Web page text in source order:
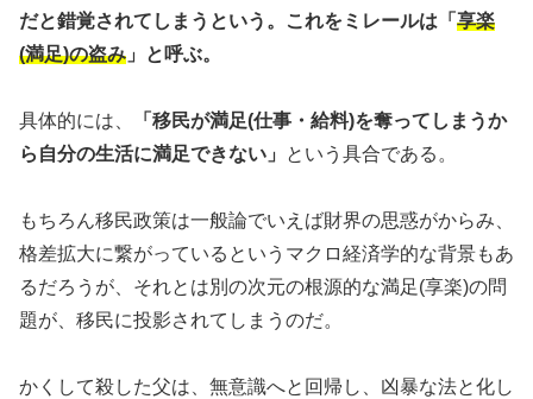
だと錯覚されてしまうという。これをミレールは「 享楽
(満足)の盗み 」と呼ぶ。
具体的には、
「移民が満足(仕事・給料)を奪ってしまうか
ら自分の生活に満足できない」
という具合である。
もちろん移民政策は一般論でいえば財界の思惑がからみ、
格差拡大に繋がっているというマクロ経済学的な背景もあ
るだろうが、それとは別の次元の根源的な満足(享楽)の問
題が、移民に投影されてしまうのだ。
かくして殺した父は、無意識へと回帰し、凶暴な法と化し